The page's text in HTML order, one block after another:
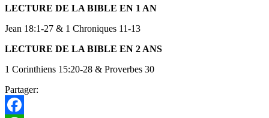
LECTURE DE LA BIBLE EN 1 AN
Jean 18:1-27 & 1 Chroniques 11-13
LECTURE DE LA BIBLE EN 2 ANS
1 Corinthiens 15:20-28 & Proverbes 30
Partager: